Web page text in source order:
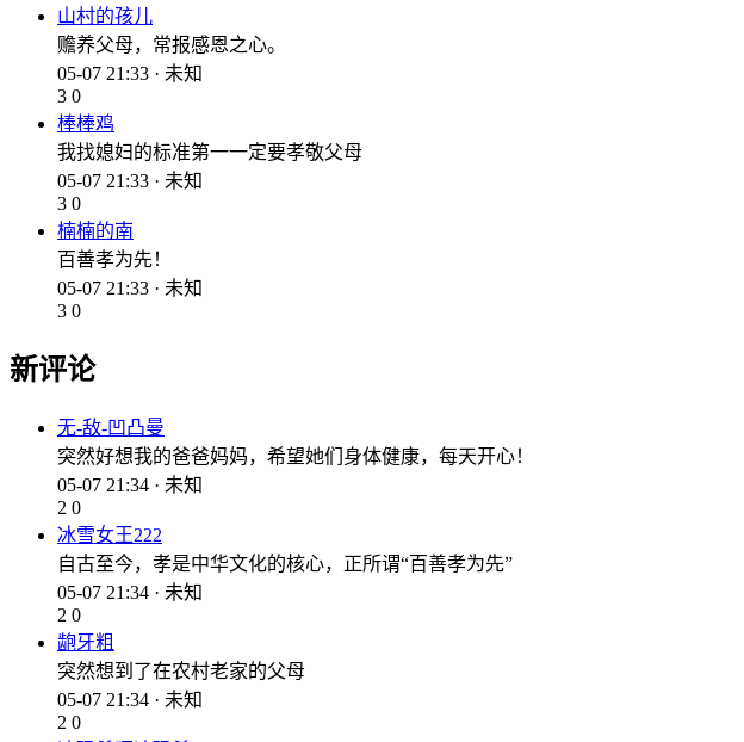
山村的孩儿
赡养父母，常报感恩之心。
05-07 21:33 · 未知
3 0
棒棒鸡
我找媳妇的标准第一一定要孝敬父母
05-07 21:33 · 未知
3 0
楠楠的南
百善孝为先！
05-07 21:33 · 未知
3 0
新评论
无-敌-凹凸曼
突然好想我的爸爸妈妈，希望她们身体健康，每天开心！
05-07 21:34 · 未知
2 0
冰雪女王222
自古至今，孝是中华文化的核心，正所谓“百善孝为先”
05-07 21:34 · 未知
2 0
龅牙粗
突然想到了在农村老家的父母
05-07 21:34 · 未知
2 0